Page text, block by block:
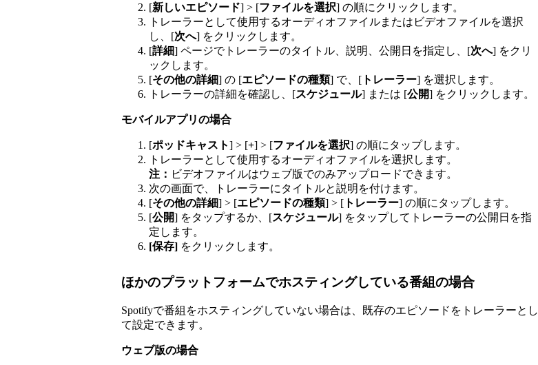
[新しいエピソード] > [ファイルを選択] の順にクリックします。
トレーラーとして使用するオーディオファイルまたはビデオファイルを選択
し、[次へ] をクリックします。
[詳細] ページでトレーラーのタイトル、説明、公開日を指定し、[次へ] をクリ
ックします。
[その他の詳細] の [エピソードの種類] で、[ トレーラー] を選択します。
トレーラーの詳細を確認し、[スケジュール] または [公開] をクリックします。
モバイルアプリの場合
[ポッドキャスト] > [+] > [ファイルを選択] の順にタップします。
トレーラーとして使用するオーディオファイルを選択します。
注： ビデオファイルはウェブ版でのみアップロードできます。
次の画面で、トレーラーにタイトルと説明を付けます。
[その他の詳細] > [エピソードの種類] > [ トレーラー] の順にタップします。
[公開] をタップするか、[スケジュール] をタップしてトレーラーの公開日を指
定します。
[保存] をクリックします。
ほかのプラットフォームでホスティングしている番組の場合
Spotifyで番組をホスティングしていない場合は、既存のエピソードをトレーラーとし
て設定できます。
ウェブ版の場合